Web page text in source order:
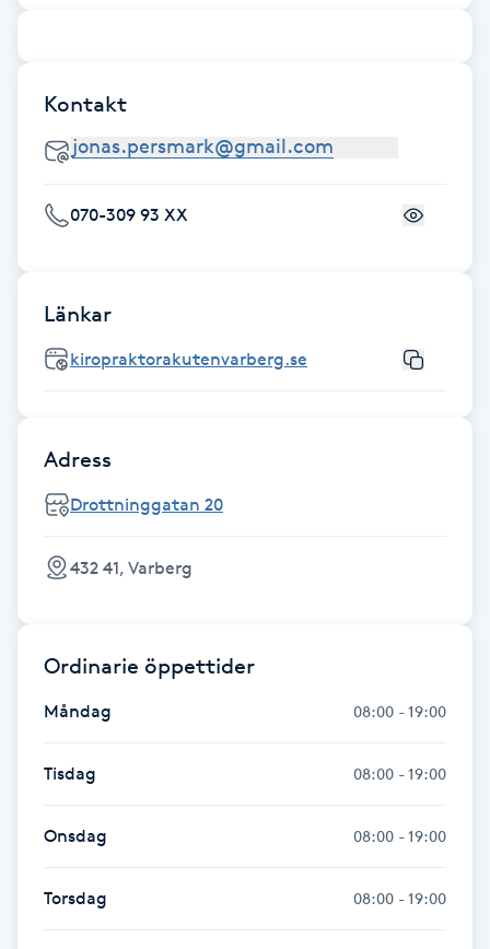
Faceliftmassage
Fet hårbotten
Fettreducering
Fibromassage
Fillers
Fotmassage
Fotsvamp
Fotvård
Fransar
Kontakt
070-309 93 XX
Länkar
kiropraktorakutenvarberg.se
Adress
Drottninggatan 20
432 41, Varberg
Ordinarie öppettider
Måndag 08:00 - 19:00
Tisdag 08:00 - 19:00
Onsdag 08:00 - 19:00
Torsdag 08:00 - 19:00